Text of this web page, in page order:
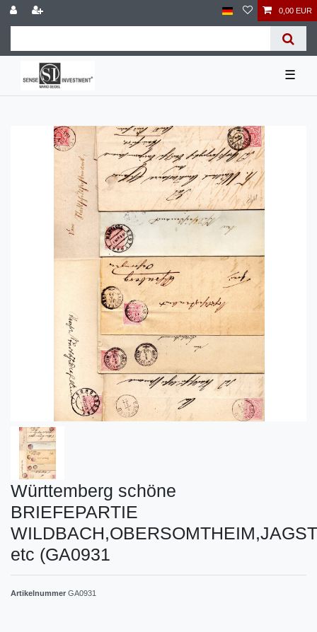
0,00 EUR
☰
Württemberg schöne
BRIEFEPARTIE
etc (GA0931
Artikelnummer GA0931